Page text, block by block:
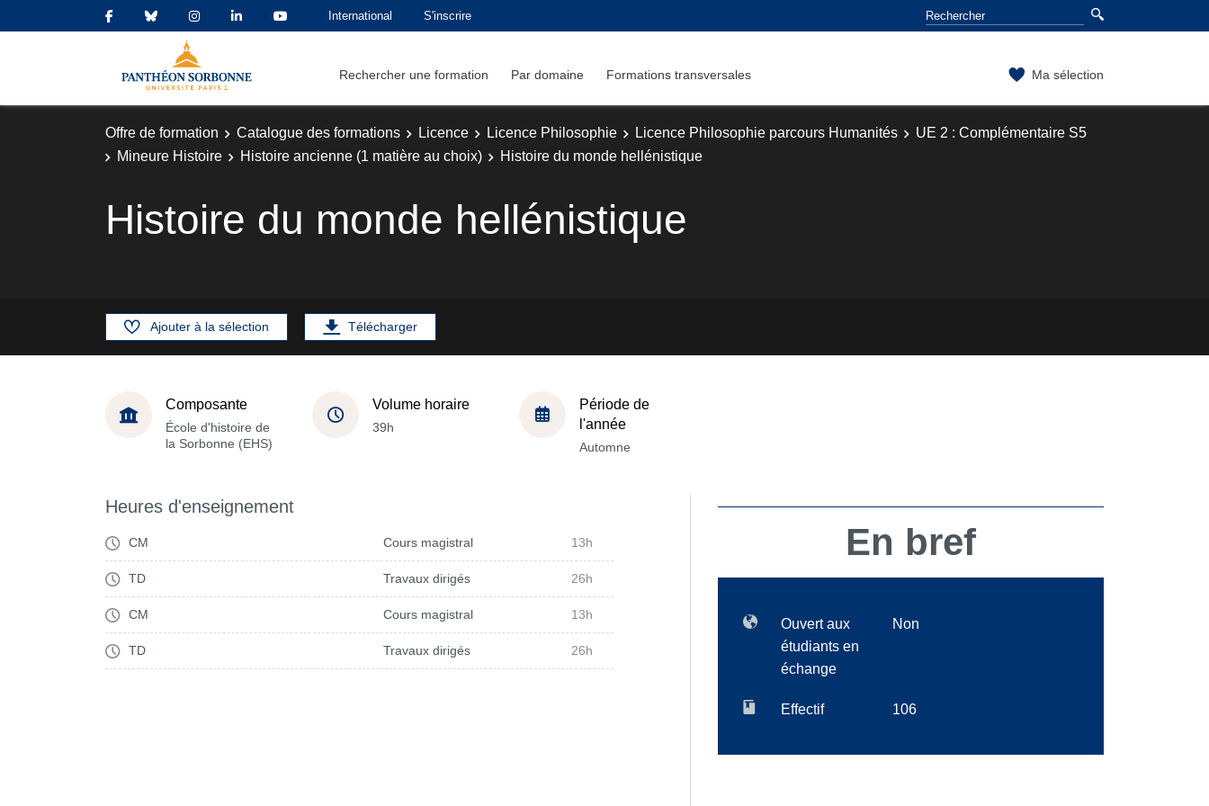
International S'inscrire
Rechercher une formation Par domaine Formations transversales Ma sélection
Offre de formation Catalogue des formations Licence Licence Philosophie Licence Philosophie parcours Humanités
UE 2 : Complémentaire S5
Mineure Histoire
Histoire ancienne (1 matière au choix) Histoire du monde hellénistique
Histoire du monde hellénistique
Ajouter à la sélection Télécharger
Composante
École d'histoire de
la Sorbonne (EHS)
Volume horaire
39h
Période de
l'année
Automne
Heures d'enseignement
CM Cours magistral 13h
TD Travaux dirigés 26h
CM Cours magistral 13h
TD Travaux dirigés 26h
En bref
Ouvert aux
étudiants en
échange
Non
Effectif 106